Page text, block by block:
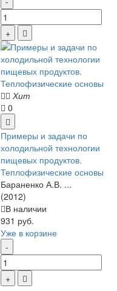
Хит
0
Примеры и задачи по
холодильной технологии
пищевых продуктов.
Теплофизические основы
Бараненко А.В. ...
(2012)
В наличии
931 руб.
Уже в корзине